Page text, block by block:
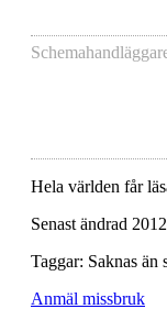
Hela världen får
Senast ändrad
Taggar: Saknas än
Anmäl missbruk